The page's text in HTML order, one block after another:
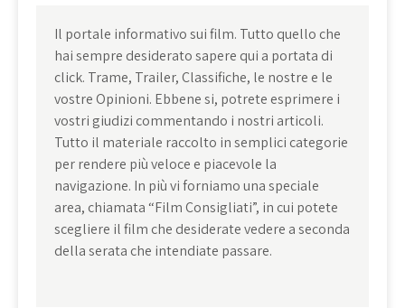
Il portale informativo sui film. Tutto quello che
hai sempre desiderato sapere qui a portata di
click. Trame, Trailer, Classifiche, le nostre e le
vostre Opinioni. Ebbene si, potrete esprimere i
vostri giudizi commentando i nostri articoli.
Tutto il materiale raccolto in semplici categorie
per rendere più veloce e piacevole la
navigazione. In più vi forniamo una speciale
area, chiamata “Film Consigliati”, in cui potete
scegliere il film che desiderate vedere a seconda
della serata che intendiate passare.